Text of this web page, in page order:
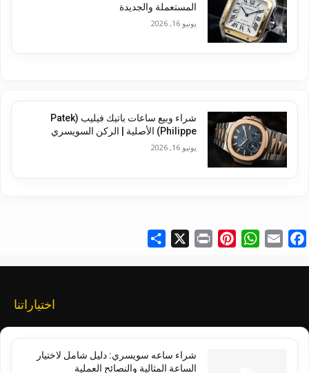
المستعملة والجديدة
يونيو 16, 2026
شراء وبيع ساعات باتيك فيليب (Patek
Philippe) الأصلية | الركن السويسري
يونيو 16, 2026
Facebook
Email
WhatsApp
Pinterest
Print
اختياراتنا
شراء ساعه سويسري: دليل شامل لاختيار
الساعة المثالية والنصائح العملية